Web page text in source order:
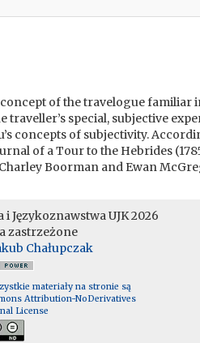
of the travelogue familiar
special, subjective
concepts of subjectivity.
of a Tour to the Hebrides
Boorman and Ewan
UJK 2026
zastrzeżone
Chałupczak
materiały na stronie są
Attribution-NoDerivatives
License